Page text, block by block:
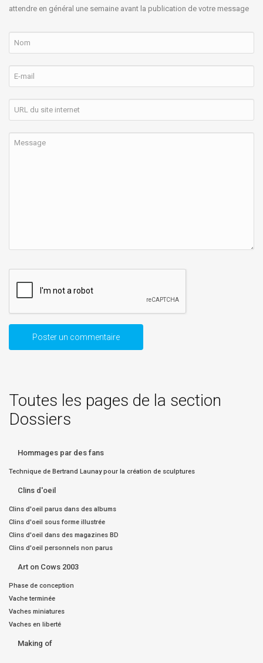
attendre en général une semaine avant la publication de votre message
Toutes les pages de la section
Dossiers
Hommages par des fans
Technique de Bertrand Launay pour la création de sculptures
Clins d'oeil
Clins d'oeil parus dans des albums
Clins d'oeil sous forme illustrée
Clins d'oeil dans des magazines BD
Clins d'oeil personnels non parus
Art on Cows 2003
Phase de conception
Vache terminée
Vaches miniatures
Vaches en liberté
Making of